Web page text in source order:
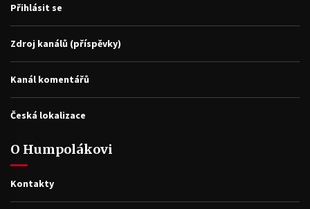
Přihlásit se
Zdroj kanálů (příspěvky)
Kanál komentářů
Česká lokalizace
O Humpolákovi
Kontakty